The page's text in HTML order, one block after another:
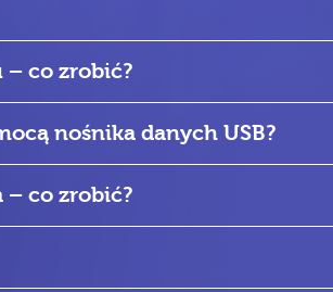
– co zrobić?
nośnika danych USB?
co zrobić?